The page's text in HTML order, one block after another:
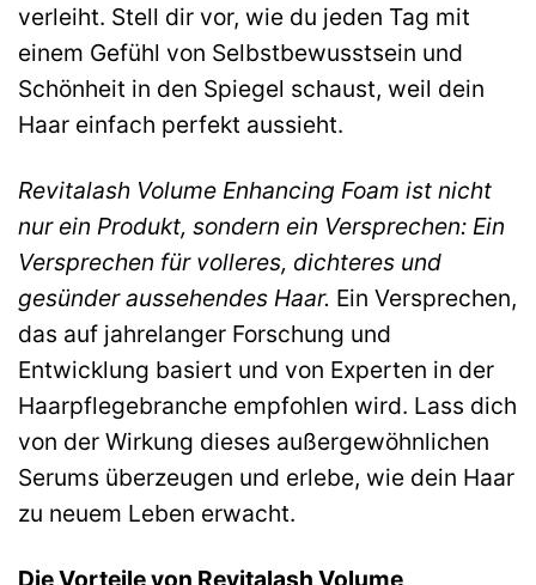
verleiht. Stell dir vor, wie du jeden Tag mit
einem Gefühl von Selbstbewusstsein und
Schönheit in den Spiegel schaust, weil dein
Haar einfach perfekt aussieht.
Revitalash Volume Enhancing Foam ist nicht
nur ein Produkt, sondern ein Versprechen: Ein
Versprechen für volleres, dichteres und
gesünder aussehendes Haar. Ein Versprechen,
das auf jahrelanger Forschung und
Entwicklung basiert und von Experten in der
Haarpflegebranche empfohlen wird. Lass dich
von der Wirkung dieses außergewöhnlichen
Serums überzeugen und erlebe, wie dein Haar
zu neuem Leben erwacht.
Die Vorteile von Revitalash Volume